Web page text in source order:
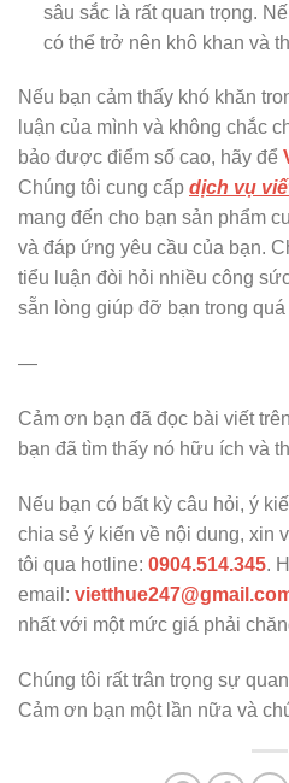
sâu sắc là rất quan trọng.
có thể trở nên khô khan và
Nếu bạn cảm thấy khó khăn
luận của mình và không chắc
bảo được điểm số cao, hãy để
Chúng tôi cung cấp dịch vụ
mang đến cho bạn sản phẩm
và đáp ứng yêu cầu của bạn.
tiểu luận đòi hỏi nhiều công
sẵn lòng giúp đỡ bạn trong quá
—
Cảm ơn bạn đã đọc bài viết
bạn đã tìm thấy nó hữu ích và
Nếu bạn có bất kỳ câu hỏi, ý
chia sẻ ý kiến về nội dung, xin
tôi qua hotline: 0904.514.345.
email:
nhất với một mức giá phải
Chúng tôi rất trân trọng sự
Cảm ơn bạn một lần nữa và